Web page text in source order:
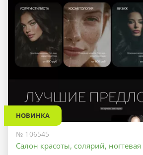
НОВИНКА
№ 106545
Салон красоты, солярий, ногтевая